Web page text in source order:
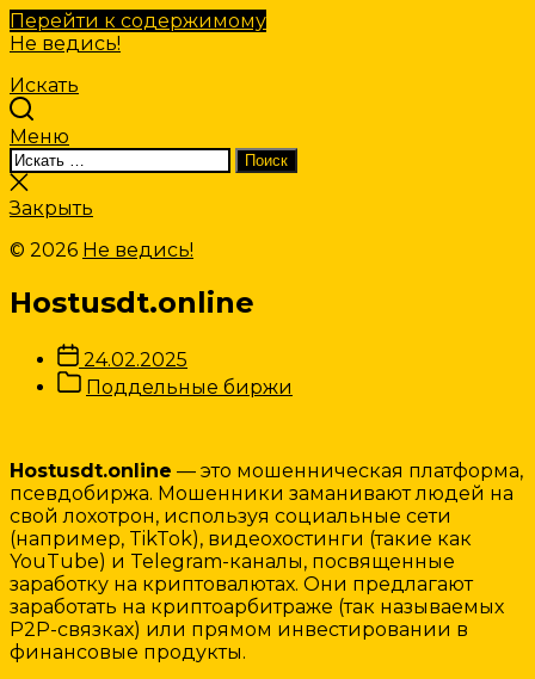
Перейти к содержимому
Не ведись!
Искать
Меню
Искать:
Поиск
Закрыть
поиск
Закрыть
© 2026 Не ведись!
Hostusdt.online
Дата
записи
24.02.2025
Категории
Записи
Поддельные биржи
Hostusdt.online — это мошенническая платформа,
псевдобиржа. Мошенники заманивают людей на
свой лохотрон, используя социальные сети
(например, TikTok), видеохостинги (такие как
YouTube) и Telegram-каналы, посвященные
заработку на криптовалютах. Они предлагают
заработать на криптоарбитраже (так называемых
P2P-связках) или прямом инвестировании в
финансовые продукты.